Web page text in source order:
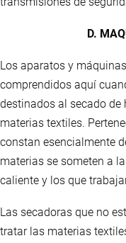
D.
Los aparatos y
comprendidos aquí
destinados al secado
materias textiles.
constan esencialmente
materias se someten a
caliente y los que
Las secadoras que no
tratar las materias